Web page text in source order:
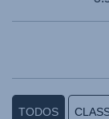
TODOS